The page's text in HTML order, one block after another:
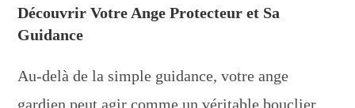
Découvrir Votre Ange Protecteur et Sa
Guidance
Au-delà de la simple guidance, votre ange
gardien peut agir comme un véritable bouclier